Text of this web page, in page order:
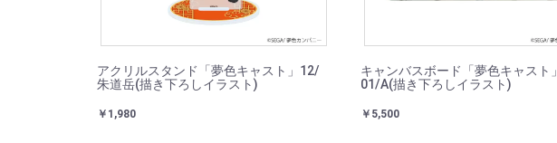
アクリルスタンド「夢色キャスト」12/
朱道岳(描き下ろしイラスト)
￥1,980
キャンバスボード「夢色キャスト」
01/A(描き下ろしイラスト)
￥5,500